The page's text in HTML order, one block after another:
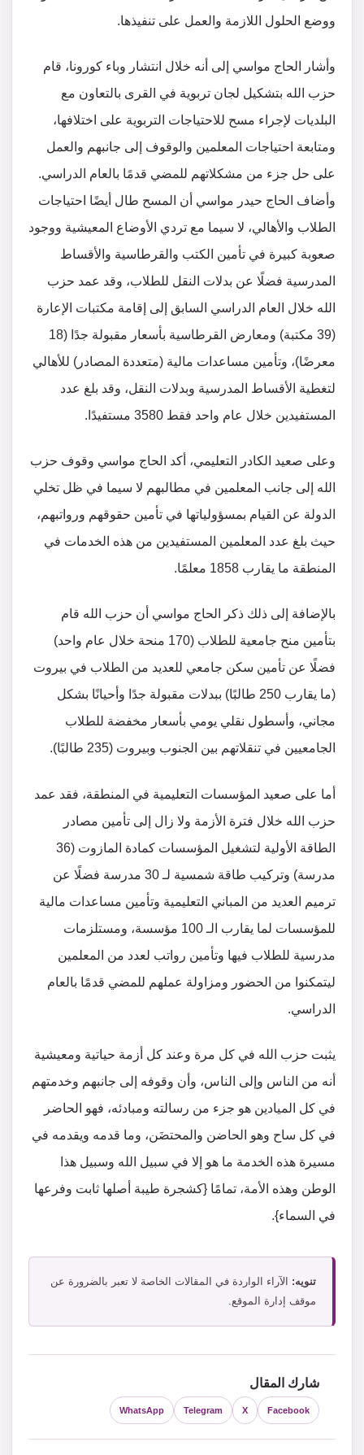
ووضع الحلول اللازمة والعمل على تنفيذها.
وأشار الحاج مواسي إلى أنه خلال انتشار وباء كورونا، قام
حزب الله بتشكيل لجان تربوية في القرى بالتعاون مع
البلديات لإجراء مسح للاحتياجات التربوية على اختلافها،
ومتابعة احتياجات المعلمين والوقوف إلى جانبهم والعمل
على حل جزء من مشكلاتهم للمضي قدمًا بالعام الدراسي.
وأضاف الحاج حيدر مواسي أن المسح طال أيضًا احتياجات
الطلاب والأهالي، لا سيما مع تردي الأوضاع المعيشية ووجود
صعوبة كبيرة في تأمين الكتب والقرطاسية والأقساط
المدرسية فضلًا عن بدلات النقل للطلاب، وقد عمد حزب
الله خلال العام الدراسي السابق إلى إقامة مكتبات الإعارة
(39 مكتبة) ومعارض القرطاسية بأسعار مقبولة جدًا (18
معرضًا)، وتأمين مساعدات مالية (متعددة المصادر) للأهالي
لتغطية الأقساط المدرسية وبدلات النقل، وقد بلغ عدد
المستفيدين خلال عام واحد فقط 3580 مستفيدًا.
وعلى صعيد الكادر التعليمي، أكد الحاج مواسي وقوف حزب
الله إلى جانب المعلمين في مطالبهم لا سيما في ظل تخلي
الدولة عن القيام بمسؤولياتها في تأمين حقوقهم ورواتبهم،
حيث بلغ عدد المعلمين المستفيدين من هذه الخدمات في
المنطقة ما يقارب 1858 معلمًا.
بالإضافة إلى ذلك ذكر الحاج مواسي أن حزب الله قام
بتأمين منح جامعية للطلاب (170 منحة خلال عام واحد)
فضلًا عن تأمين سكن جامعي للعديد من الطلاب في بيروت
(ما يقارب 250 طالبًا) ببدلات مقبولة جدًا وأحيانًا بشكل
مجاني، وأسطول نقلي يومي بأسعار مخفضة للطلاب
الجامعيين في تنقلاتهم بين الجنوب وبيروت (235 طالبًا).
أما على صعيد المؤسسات التعليمية في المنطقة، فقد عمد
حزب الله خلال فترة الأزمة ولا زال إلى تأمين مصادر
الطاقة الأولية لتشغيل المؤسسات كمادة المازوت (36
مدرسة) وتركيب طاقة شمسية لـ 30 مدرسة فضلًا عن
ترميم العديد من المباني التعليمية وتأمين مساعدات مالية
للمؤسسات لما يقارب الـ 100 مؤسسة، ومستلزمات
مدرسية للطلاب فيها وتأمين رواتب لعدد من المعلمين
ليتمكنوا من الحضور ومزاولة عملهم للمضي قدمًا بالعام
الدراسي.
يثبت حزب الله في كل مرة وعند كل أزمة حياتية ومعيشية
أنه من الناس وإلى الناس، وأن وقوفه إلى جانبهم وخدمتهم
في كل الميادين هو جزء من رسالته ومبادئه، فهو الحاضر
في كل ساح وهو الحاضن والمحتضَن، وما قدمه ويقدمه في
مسيرة هذه الخدمة ما هو إلا في سبيل الله وسبيل هذا
الوطن وهذه الأمة، تمامًا {كشجرة طيبة أصلها ثابت وفرعها
في السماء}.
تنويه: الآراء الواردة في المقالات الخاصة لا تعبر بالضرورة عن
موقف إدارة الموقع.
شارك المقال
Facebook
X
Telegram
WhatsApp